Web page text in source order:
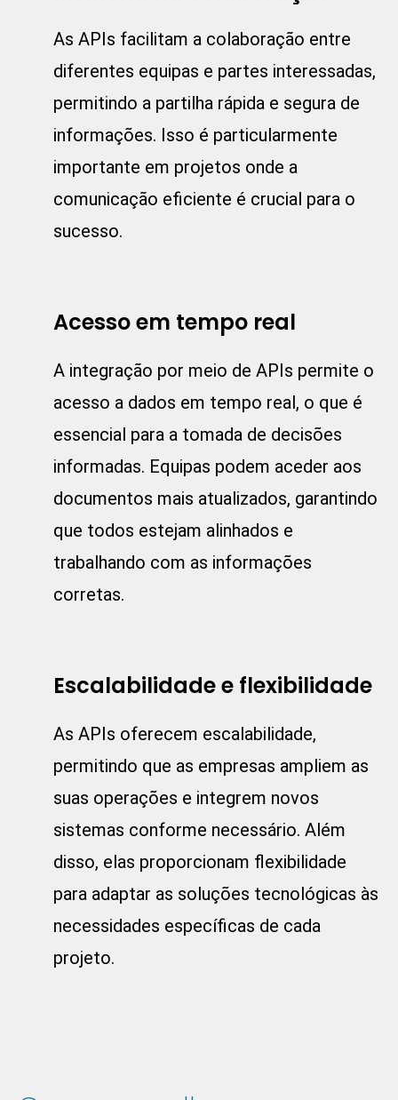
As APIs facilitam a colaboração entre
diferentes equipas e partes interessadas,
permitindo a partilha rápida e segura de
informações. Isso é particularmente
importante em projetos onde a
comunicação eficiente é crucial para o
sucesso.
Acesso em tempo real
A integração por meio de APIs permite o
acesso a dados em tempo real, o que é
essencial para a tomada de decisões
informadas. Equipas podem aceder aos
documentos mais atualizados, garantindo
que todos estejam alinhados e
trabalhando com as informações
corretas.
Escalabilidade e flexibilidade
As APIs oferecem escalabilidade,
permitindo que as empresas ampliem as
suas operações e integrem novos
sistemas conforme necessário. Além
disso, elas proporcionam flexibilidade
para adaptar as soluções tecnológicas às
necessidades específicas de cada
projeto.